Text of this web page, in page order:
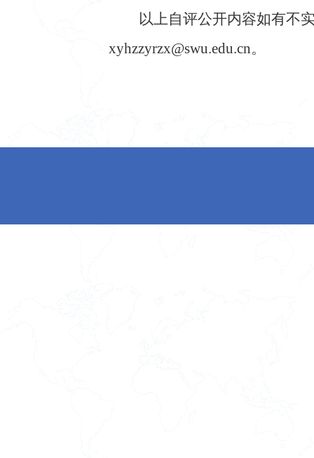
以上自评公开内容如有不
xyhzzyrzx@swu.edu.cn。